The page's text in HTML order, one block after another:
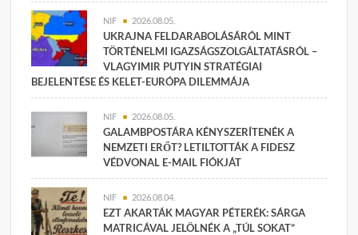
NIF 2026.08.05.
UKRAJNA FELDARABOLÁSÁRÓL MINT
TÖRTÉNELMI IGAZSÁGSZOLGÁLTATÁSRÓL –
VLAGYIMIR PUTYIN STRATÉGIAI
BEJELENTÉSE ÉS KELET-EURÓPA DILEMMÁJA
NIF 2026.08.05.
GALAMBPOSTÁRA KÉNYSZERÍTENÉK A
NEMZETI ERŐT? LETILTOTTÁK A FIDESZ
VÉDVONAL E-MAIL FIÓKJÁT
NIF 2026.08.04.
EZT AKARTÁK MAGYAR PÉTERÉK: SÁRGA
MATRICÁVAL JELÖLNÉK A „TÚL SOKAT”